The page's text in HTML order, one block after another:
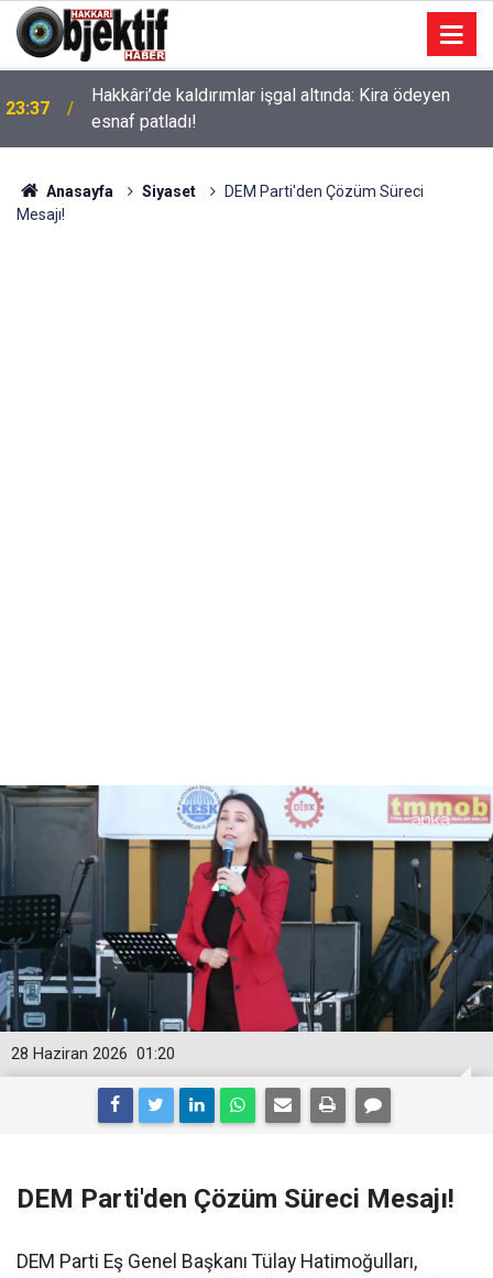
23:37
Hakkâri’de kaldırımlar işgal altında: Kira ödeyen
esnaf patladı!
Anasayfa Siyaset
DEM Parti'den Çözüm Süreci
Mesajı!
01:20
28 Haziran 2026
DEM Parti'den Çözüm Süreci Mesajı!
DEM Parti Eş Genel Başkanı Tülay Hatimoğulları,